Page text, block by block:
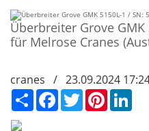
Überbreiter Grove GMK
für Melrose Cranes
cranes / 23.09.2024
СподелиFacebookTwitter Pinterest